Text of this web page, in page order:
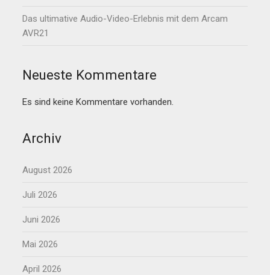
Das ultimative Audio-Video-Erlebnis mit dem Arcam
AVR21
Neueste Kommentare
Es sind keine Kommentare vorhanden.
Archiv
August 2026
Juli 2026
Juni 2026
Mai 2026
April 2026